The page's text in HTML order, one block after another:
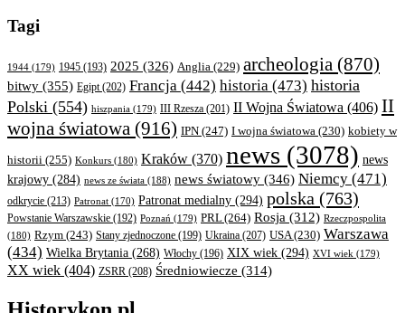
Tagi
1944 (179) 1945 (193) 2025 (326) Anglia (229) archeologia (870)
bitwy (355) Egipt(202) Francja (442) historia (473) historia
Polski (554) hiszpania (179) III Rzesza (201) II Wojna Światowa (406) II
wojna światowa (916) IPN (247) I wojna światowa (230) kobiety w
historii (255) Konkurs (180) Kraków (370) news (3078) news
krajowy (284) news ze świata (188) news światowy (346) Niemcy (471)
odkrycie (213) Patronat (170) Patronat medialny (294) polska (763)
Powstanie Warszawskie (192) Poznań (179) PRL(264) Rosja (312) Rzeczpospolita
(180) Rzym (243) Stany zjednoczone (199) Ukraina (207) USA(230) Warszawa
(434) Wielka Brytania (268) Włochy (196) XIX wiek (294) XVI wiek (179)
XX wiek (404) ZSRR (208) Średniowiecze (314)